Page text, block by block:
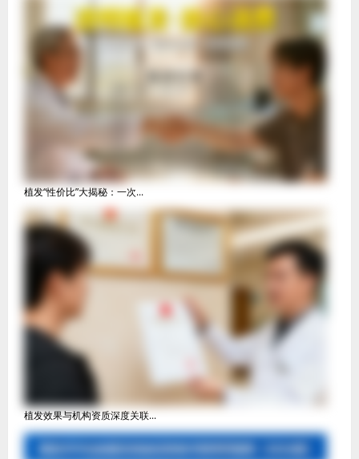
植发“性价比”大揭秘：一次...
植发效果与机构资质深度关联...